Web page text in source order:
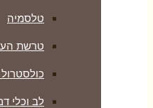
טלסמיה
טרשת
כולסטרול
לב וכלי